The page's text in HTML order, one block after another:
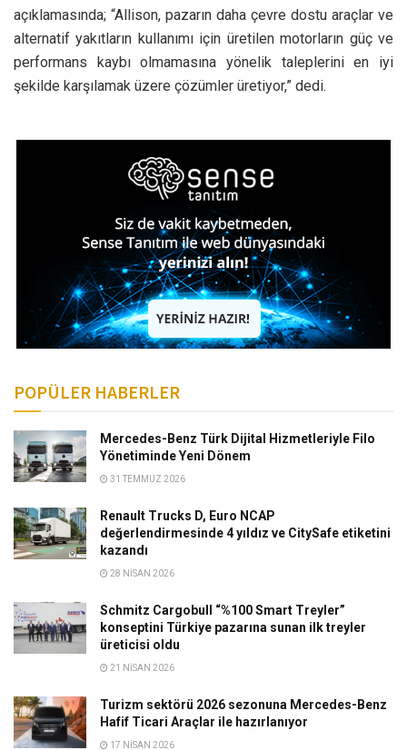
açıklamasında; “Allison, pazarın daha çevre dostu araçlar ve
alternatif yakıtların kullanımı için üretilen motorların güç ve
performans kaybı olmamasına yönelik taleplerini en iyi
şekilde karşılamak üzere çözümler üretiyor,” dedi.
POPÜLER HABERLER
Mercedes-Benz Türk Dijital Hizmetleriyle Filo
Yönetiminde Yeni Dönem
31 TEMMUZ 2026
Renault Trucks D, Euro NCAP
değerlendirmesinde 4 yıldız ve CitySafe etiketini
kazandı
28 NISAN 2026
Schmitz Cargobull “%100 Smart Treyler”
konseptini Türkiye pazarına sunan ilk treyler
üreticisi oldu
21 NISAN 2026
Turizm sektörü 2026 sezonuna Mercedes-Benz
Hafif Ticari Araçlar ile hazırlanıyor
17 NISAN 2026